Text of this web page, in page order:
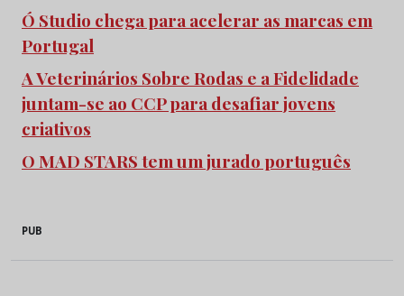
Ó Studio chega para acelerar as marcas em
Portugal
A Veterinários Sobre Rodas e a Fidelidade
juntam-se ao CCP para desafiar jovens
criativos
O MAD STARS tem um jurado português
PUB